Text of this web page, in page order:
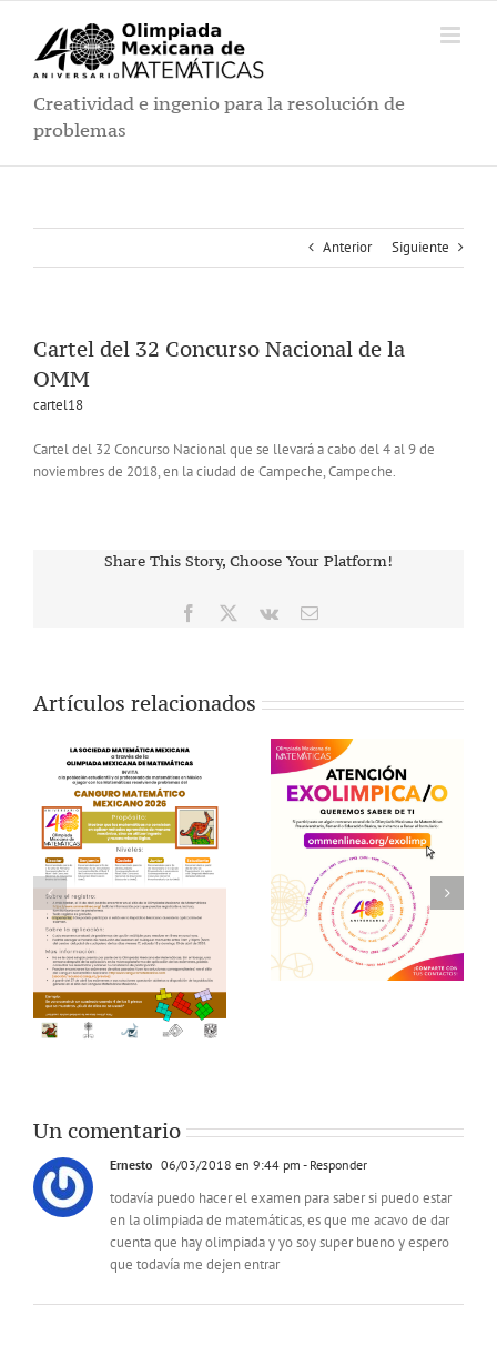
contenido
Creatividad e ingenio para la resolución de
problemas
Anterior Siguiente
Cartel del 32 Concurso Nacional de la
OMM
cartel18
Cartel del 32 Concurso Nacional que se llevará a cabo del 4 al 9 de
noviembres de 2018, en la ciudad de Campeche, Campeche.
Share This Story, Choose Your Platform!
Facebook Vk
Correo
Artículos relacionados
Un comentario
Ernesto 06/03/2018 en 9:44 pm - Responder
todavía puedo hacer el examen para saber si puedo estar
en la olimpiada de matemáticas, es que me acavo de dar
cuenta que hay olimpiada y yo soy super bueno y espero
que todavía me dejen entrar